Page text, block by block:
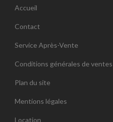
Accueil
Contact
Service Après-Vente
Conditions générales de ventes
Plan du site
Mentions légales
Location